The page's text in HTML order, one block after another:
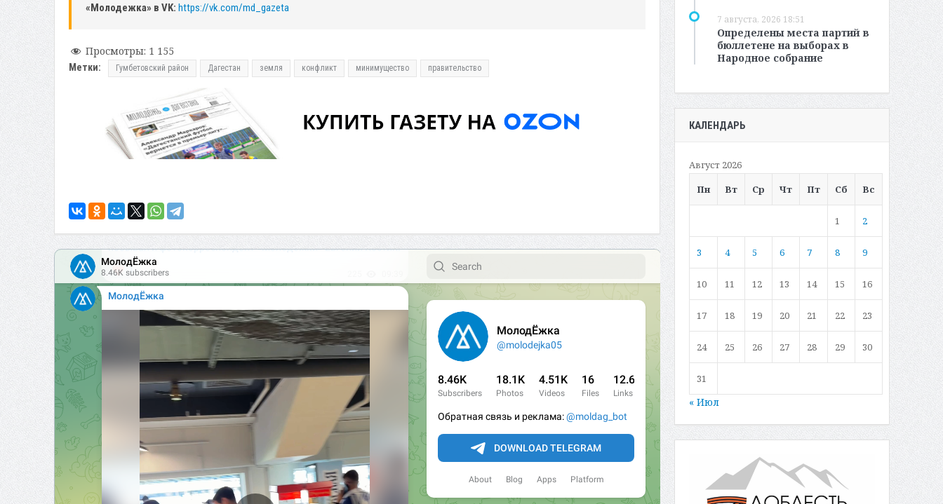
«Молодежка» в VK: https://vk.com/md_gazeta
Просмотры: 1 155
Метки: Гумбетовский район Дагестан земля конфликт минимущество правительство
7 августа, 2026 18:51
Определены места партий в
бюллетене на выборах в
Народное собрание
КАЛЕНДАРЬ
Август 2026
Пн
Вт Ср Чт Пт Сб Вс
1 2
3 4 5 6 7 8 9
10 11 12 13 14 15 16
17 18 19 20 21 22 23
24 25 26 27 28 29 30
31
« Июл